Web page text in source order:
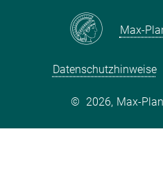
Max-
Datenschutzhinweise
© 2026, Max-